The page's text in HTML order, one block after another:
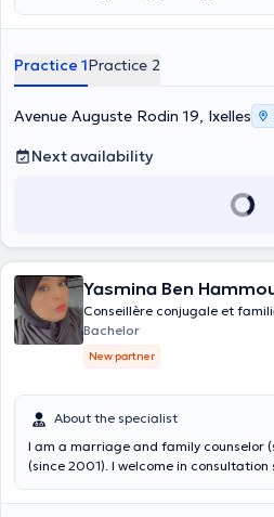
Practice 1Practice 2
Avenue Auguste Rodin 19, Ixelles
Next availability
Yasmina Ben
Conseillère conjugale et
Bachelor
New partner
About the specialist
I am a marriage and family counselor
(since 2001). I welcome in consultation
here and now with kindness and